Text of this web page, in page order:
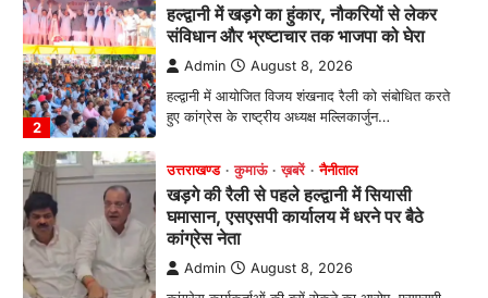
3
उत्तराखण्ड कुमाऊं ख़बरें नैनीताल
खड़गे की रैली से पहले हल्द्वानी में सियासी
घमासान, एसएसपी कार्यालय में धरने पर बैठे
कांग्रेस नेता
Admin August 8, 2026
ऑफिस में धरने पर बैठे गोदियाल और…
अल्मोड़ा उत्तराखण्ड कुमाऊं ख़बरें धार्मिक
मानिला देवी मंदिर में श्रीमद्भागवत कथा के चतुर्थ
दिवस धूमधाम से मनाया गया श्रीकृष्ण जन्मोत्सव,
राज्य मंत्री कैलाश पंत ने किया कथा श्रवण